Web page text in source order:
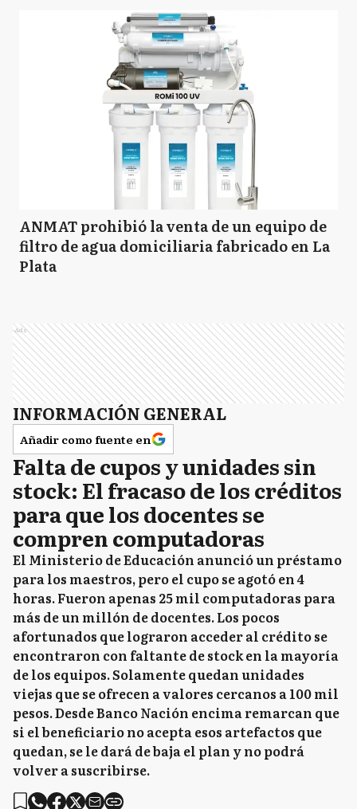
ANMAT prohibió la venta de un equipo de
filtro de agua domiciliaria fabricado en La
Plata
Ads
INFORMACIÓN GENERAL
Añadir como fuente en
Falta de cupos y unidades sin
stock: El fracaso de los créditos
para que los docentes se
compren computadoras
El Ministerio de Educación anunció un préstamo
para los maestros, pero el cupo se agotó en 4
horas. Fueron apenas 25 mil computadoras para
más de un millón de docentes. Los pocos
afortunados que lograron acceder al crédito se
encontraron con faltante de stock en la mayoría
de los equipos. Solamente quedan unidades
viejas que se ofrecen a valores cercanos a 100 mil
pesos. Desde Banco Nación encima remarcan que
si el beneficiario no acepta esos artefactos que
quedan, se le dará de baja el plan y no podrá
volver a suscribirse.